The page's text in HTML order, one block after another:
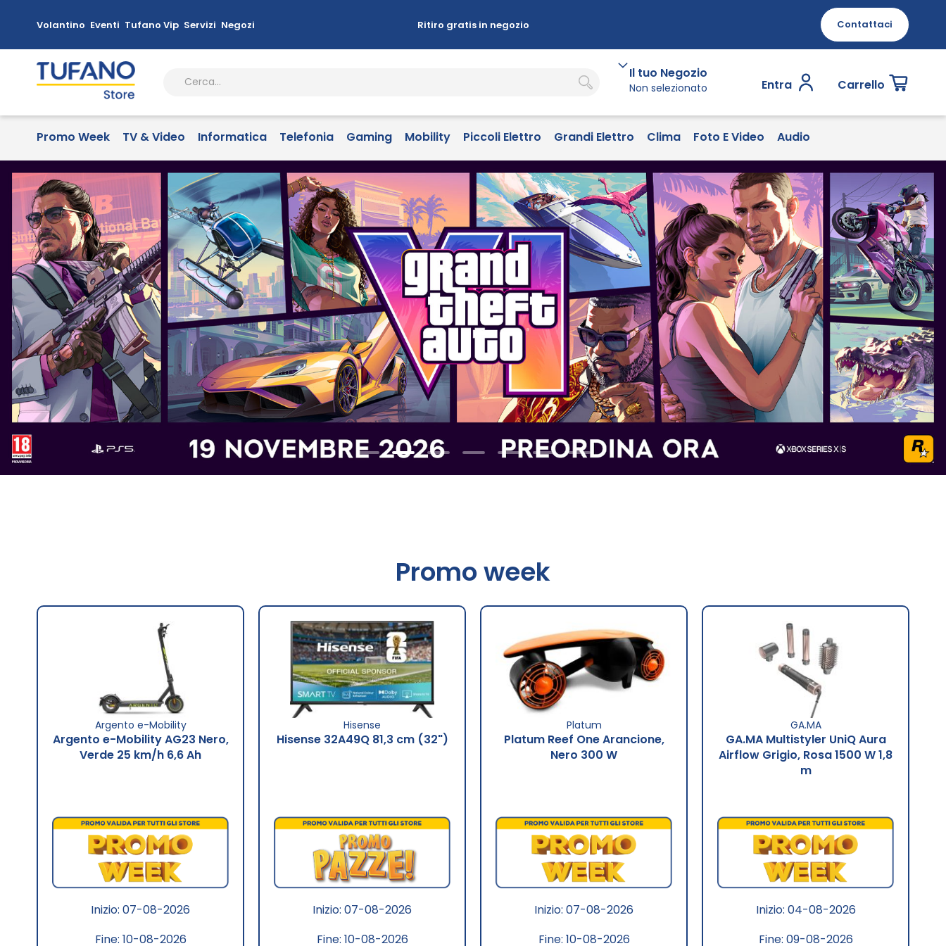
Volantino Eventi Tufano Vip Servizi Negozi Ritiro gratis in negozio Contattaci
Il tuo Negozio
Non selezionato Entra Carrello
Promo Week TV & Video Informatica Telefonia Gaming Mobility Piccoli Elettro Grandi Elettro Clima Foto E Video Audio
Promo week
Argento e-Mobility
Argento e-Mobility AG23 Nero,
Verde 25 km/h 6,6 Ah
Inizio: 07-08-2026
Fine: 10-08-2026
Hisense
Hisense 32A49Q 81,3 cm (32")
Inizio: 07-08-2026
Fine: 10-08-2026
Platum
Platum Reef One Arancione,
Nero 300 W
Inizio: 07-08-2026
Fine: 10-08-2026
GA.MA
GA.MA Multistyler UniQ Aura
Airflow Grigio, Rosa 1500 W 1,8
m
Inizio: 04-08-2026
Fine: 09-08-2026